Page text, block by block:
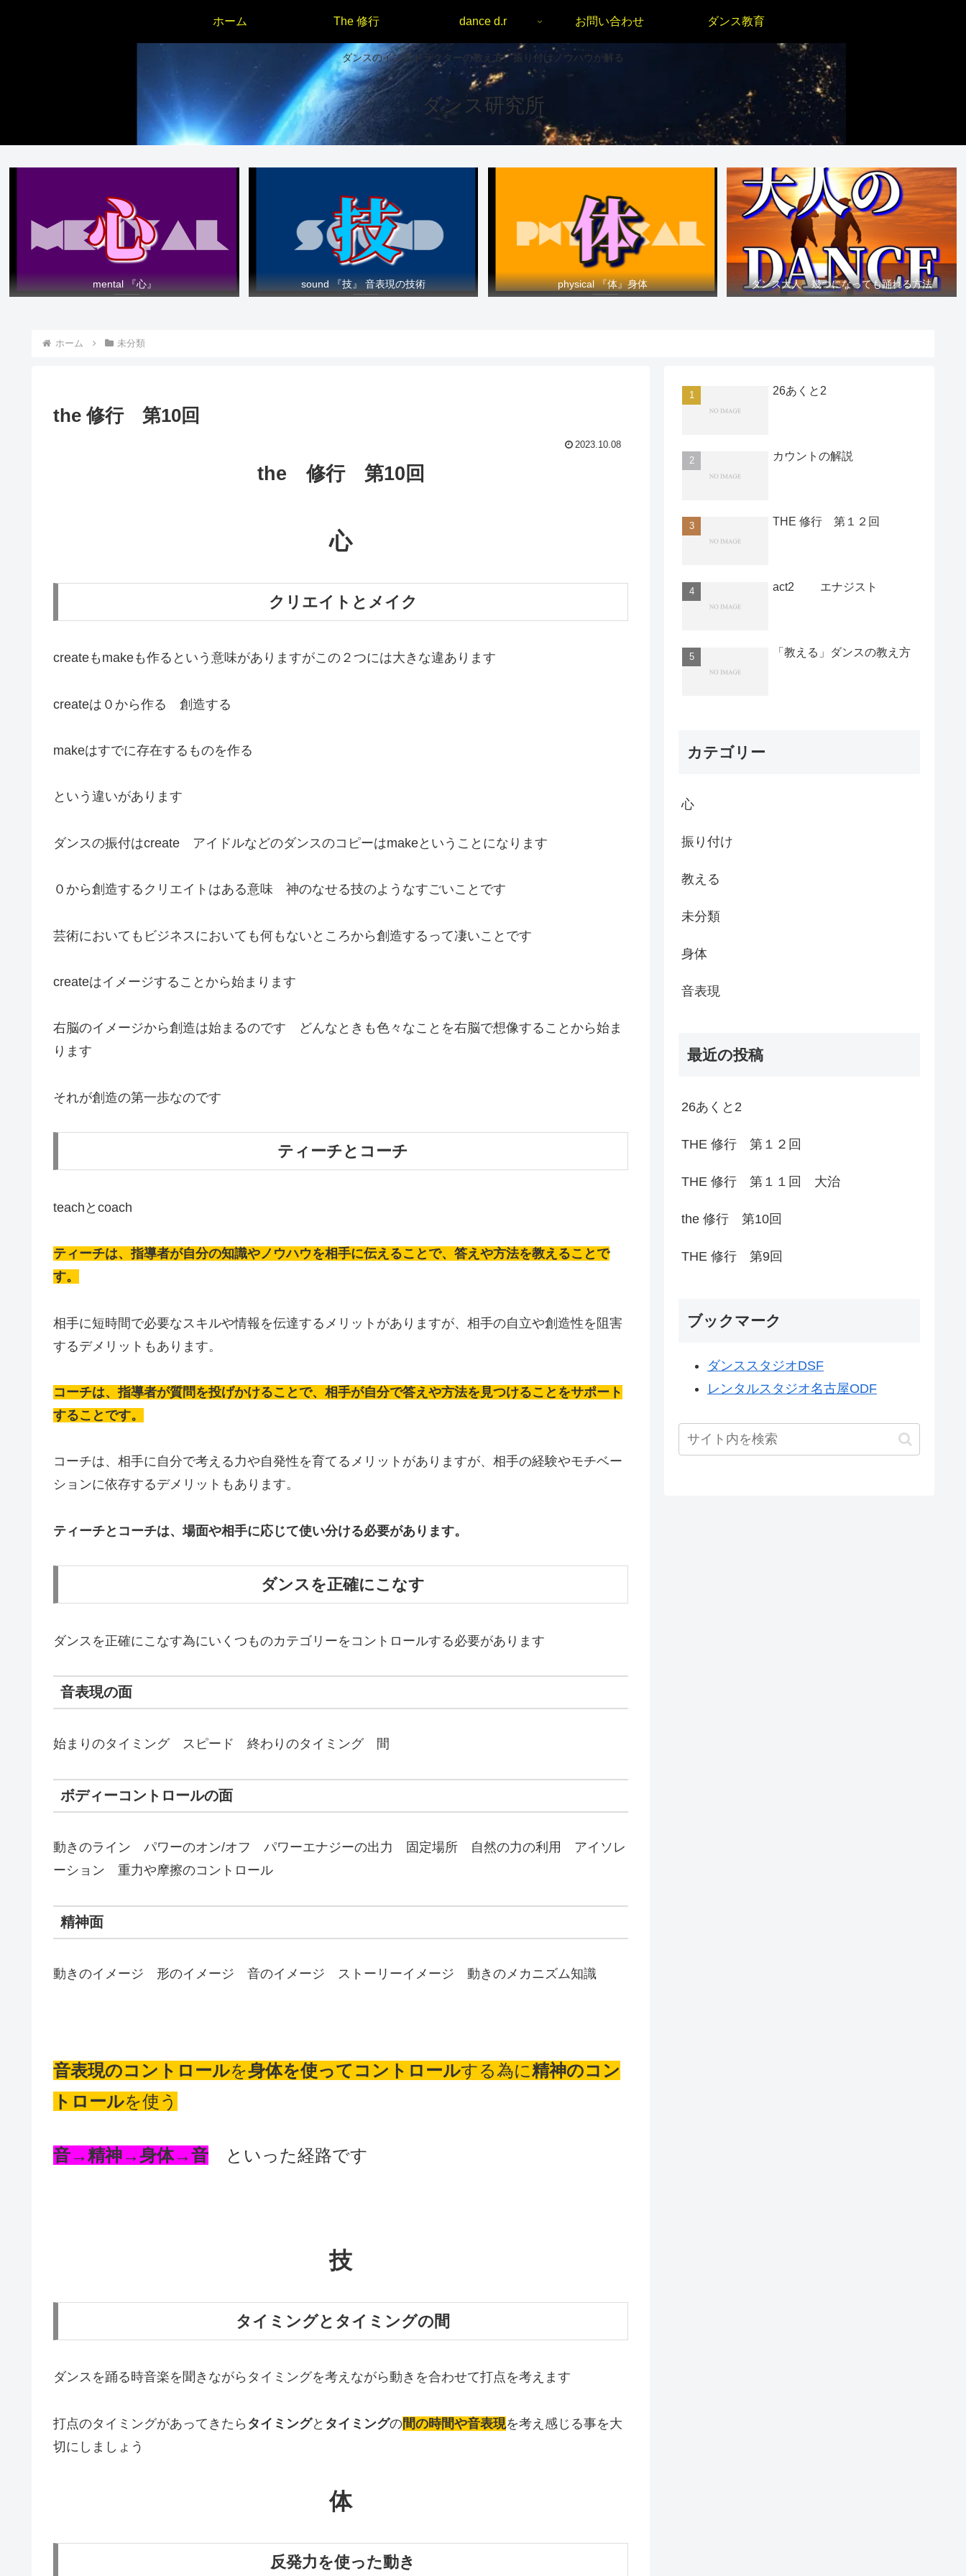
ダンスのインストラクターの教え方、振り付けノウハウが解る
ダンス研究所
ホーム The 修行 dance d.r お問い合わせ ダンス教育
mental 『心』 sound 『技』 音表現の技術 physical 『体』身体 ダンス大人 幾つになっても踊れる方法
ホーム 未分類
the 修行 第10回
2023.10.08
the 修行 第10回
心
クリエイトとメイク
createもmakeも作るという意味がありますがこの２つには大きな違あります
createは０から作る 創造する
makeはすでに存在するものを作る
という違いがあります
ダンスの振付はcreate アイドルなどのダンスのコピーはmakeということになります
０から創造するクリエイトはある意味 神のなせる技のようなすごいことです
芸術においてもビジネスにおいても何もないところから創造するって凄いことです
createはイメージすることから始まります
右脳のイメージから創造は始まるのです どんなときも色々なことを右脳で想像することから始ま
ります
それが創造の第一歩なのです
ティーチとコーチ
teachとcoach
ティーチは、指導者が自分の知識やノウハウを相手に伝えることで、答えや方法を教えることで
す。
相手に短時間で必要なスキルや情報を伝達するメリットがありますが、相手の自立や創造性を阻害
するデメリットもあります。
コーチは、指導者が質問を投げかけることで、相手が自分で答えや方法を見つけることをサポート
することです。
コーチは、相手に自分で考える力や自発性を育てるメリットがありますが、相手の経験やモチベー
ションに依存するデメリットもあります。
ティーチとコーチは、場面や相手に応じて使い分ける必要があります。
ダンスを正確にこなす
ダンスを正確にこなす為にいくつものカテゴリーをコントロールする必要があります
音表現の面
始まりのタイミング スピード 終わりのタイミング 間
ボディーコントロールの面
動きのライン パワーのオン/オフ パワーエナジーの出力 固定場所 自然の力の利用 アイソレ
ーション 重力や摩擦のコントロール
精神面
動きのイメージ 形のイメージ 音のイメージ ストーリーイメージ 動きのメカニズム知識
音表現のコントロールを身体を使ってコントロールする為に精神のコン
トロールを使う
音→精神→身体→音 といった経路です
技
タイミングとタイミングの間
ダンスを踊る時音楽を聞きながらタイミングを考えながら動きを合わせて打点を考えます
打点のタイミングがあってきたら タイミングと タイミングの間の時間や音表現を考え感じる事を大
切にしましょう
体
反発力を使った動き
26あくと2
カウントの解説
THE 修行 第１２回
act2 エナジスト
「教える」ダンスの教え方
カテゴリー
心
振り付け
教える
未分類
身体
音表現
最近の投稿
26あくと2
THE 修行 第１２回
THE 修行 第１１回 大治
the 修行 第10回
THE 修行 第9回
ブックマーク
ダンススタジオDSF
レンタルスタジオ名古屋ODF